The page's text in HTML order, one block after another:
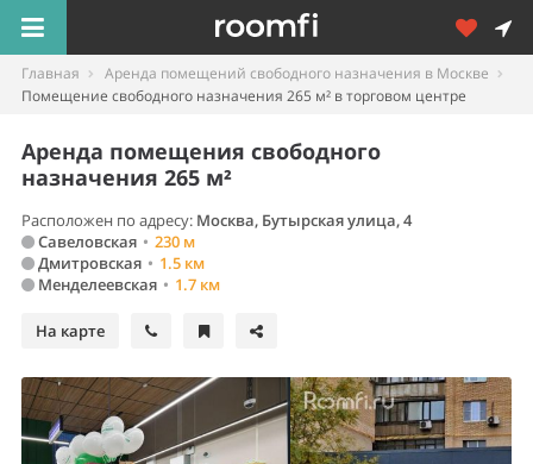
Главная
Аренда помещений свободного назначения в Москве
Помещение свободного назначения 265 м² в торговом центре
Аренда помещения свободного
назначения 265 м²
Расположен по адресу: Москва, Бутырская улица, 4
Савеловская • 230 м
Дмитровская • 1.5 км
Менделеевская • 1.7 км
На карте